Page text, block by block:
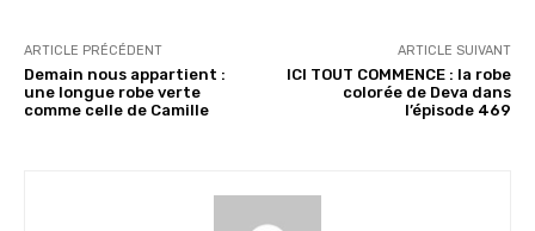
ARTICLE PRÉCÉDENT
Demain nous appartient :
une longue robe verte
comme celle de Camille
ARTICLE SUIVANT
ICI TOUT COMMENCE : la robe
colorée de Deva dans
l’épisode 469